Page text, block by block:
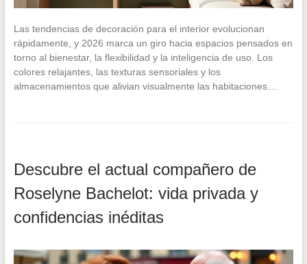
Las tendencias de decoración para el interior evolucionan
rápidamente, y 2026 marca un giro hacia espacios pensados en
torno al bienestar, la flexibilidad y la inteligencia de uso. Los
colores relajantes, las texturas sensoriales y los
almacenamientos que alivian visualmente las habitaciones…
Descubre el actual compañero de
Roselyne Bachelot: vida privada y
confidencias inéditas